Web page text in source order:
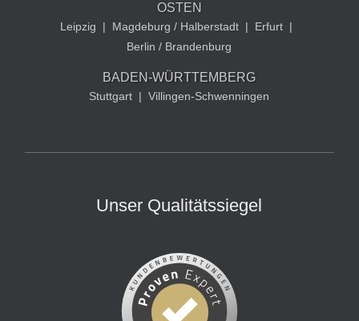
OSTEN
Leipzig | Magdeburg / Halberstadt | Erfurt |
Berlin / Brandenburg
BADEN-WÜRTTEMBERG
Stuttgart | Villingen-Schwenningen
Unser Qualitätssiegel